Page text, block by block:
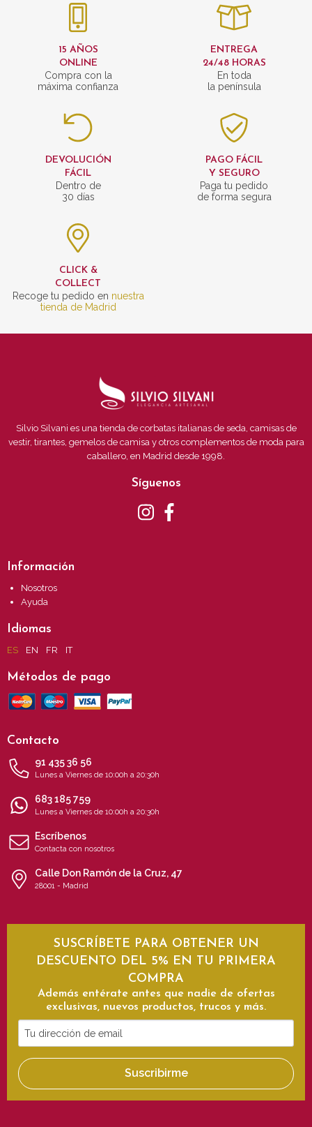
15 AÑOS
ONLINE
Compra con la
máxima confianza
ENTREGA
24/48 HORAS
En toda
la península
DEVOLUCIÓN
FÁCIL
Dentro de
30 días
PAGO FÁCIL
Y SEGURO
Paga tu pedido
de forma segura
CLICK &
COLLECT
Recoge tu pedido en nuestra
tienda de Madrid
Silvio Silvani es una tienda de corbatas italianas de seda, camisas de
vestir, tirantes, gemelos de camisa y otros complementos de moda para
caballero, en Madrid desde 1998.
Síguenos
Información
Nosotros
Ayuda
Idiomas
ES EN FR IT
Métodos de pago
Contacto
91 435 36 56
Lunes a Viernes de 10:00h a 20:30h
683 185 759
Lunes a Viernes de 10:00h a 20:30h
Escríbenos
Contacta con nosotros
Calle Don Ramón de la Cruz, 47
28001 - Madrid
SUSCRÍBETE PARA OBTENER UN
DESCUENTO DEL 5% EN TU PRIMERA
COMPRA
Además entérate antes que nadie de ofertas
exclusivas, nuevos productos, trucos y más.
Tu
dirección
de
email
Suscribirme